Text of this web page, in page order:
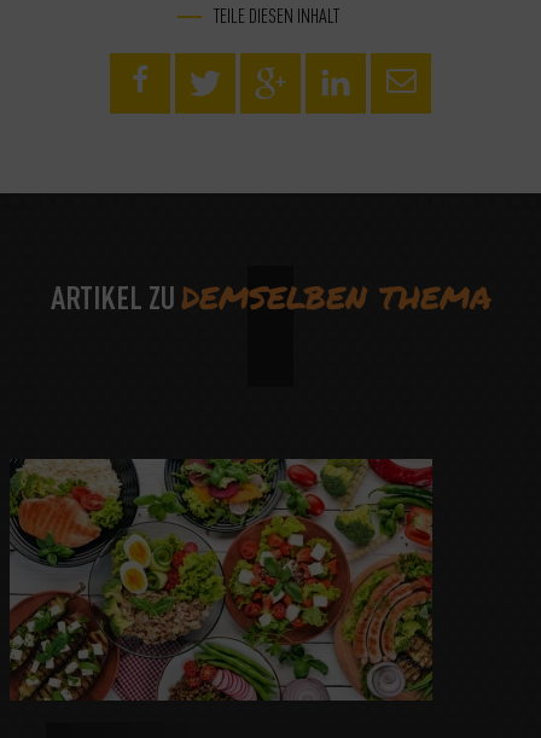
TEILE DIESEN INHALT
ARTIKEL ZU DEMSELBEN THEMA